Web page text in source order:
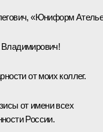
«Юниформ
от моих коллег.
от имени всех
России.